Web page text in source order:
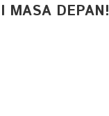
MASA DEPAN!